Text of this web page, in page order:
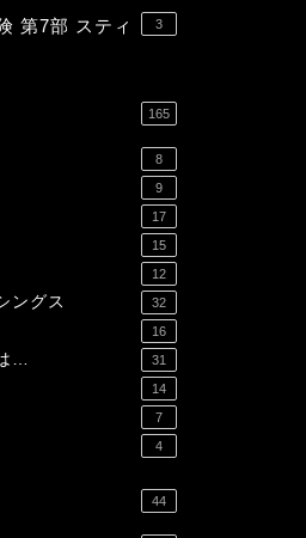
第7部 スティ
3
165
8
9
17
15
12
ングス 32
16
… 31
14
7
4
44